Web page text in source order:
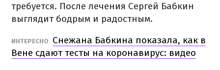
требуется. После лечения Сергей Бабкин
выглядит бодрым и радостным.
ИНТЕРЕСНО
Снежана Бабкина показала, как в
Вене сдают тесты на коронавирус: видео